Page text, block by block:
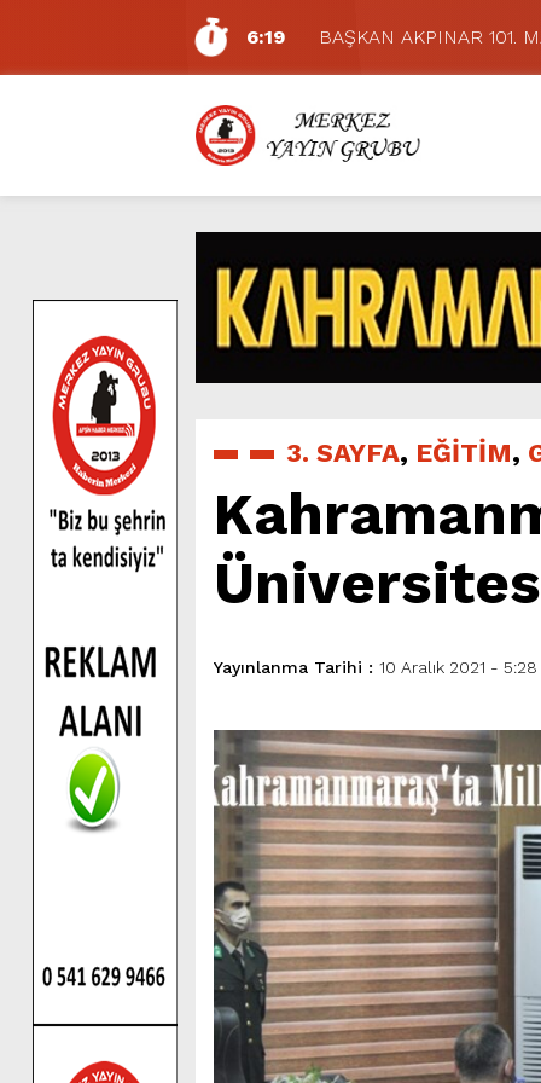
6:19
BAŞKAN AKPINAR 101.
6:17
Dulkadiroğlu Hacı Murat
11:14
Pazarcık’ta Yollar
11:10
Büyükşehir, Dulkadiroğlu
5:17
Uluslararası Bisiklet
5:15
Büyükşehir, Gazneliler
6:54
Büyükşehir,
6:53
Büyükşehir’den
6:50
Geleneksel Ağustos
7:01
Funda Arar, Cumartesi
3. SAYFA, EĞİTİM,
Yayınlanma Tarihi : 10 Aralık 2021 - 5:28